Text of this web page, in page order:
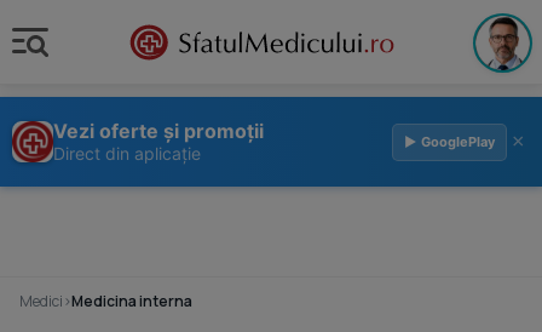
Vezi oferte și promoții
Direct din aplicație
▶ GooglePlay ×
Medici›Medicina interna